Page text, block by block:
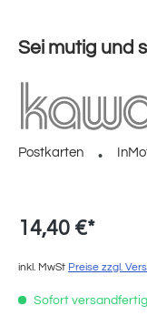
Sei mutig und
Postkarten
14,40 €*
inkl. MwSt Preise zzgl.
Sofort